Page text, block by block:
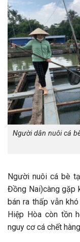
Người dân nuôi cá
Người nuôi cá bè
Đồng Nai)càng gặp
bán ra thấp vẫn
Hiệp Hòa còn tồn
nguy cơ cá chết